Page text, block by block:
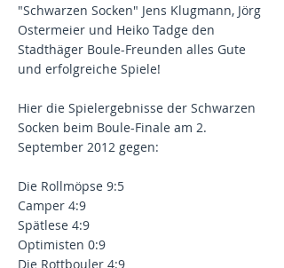
"Schwarzen Socken" Jens Klugmann, Jörg
Ostermeier und Heiko Tadge den
Stadthäger Boule-Freunden alles Gute
und erfolgreiche Spiele!
Hier die Spielergebnisse der Schwarzen
Socken beim Boule-Finale am 2.
September 2012 gegen:
Die Rollmöpse 9:5
Camper 4:9
Spätlese 4:9
Optimisten 0:9
Die Rottbouler 4:9